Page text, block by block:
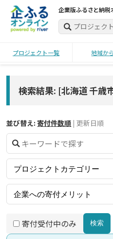
企業版ふるさと納税
プロジェクト一覧 地域か
検索結果: [北海道 千歳
並び替え: 寄付件数順 | 更新日順
寄付受付中のみ 検索